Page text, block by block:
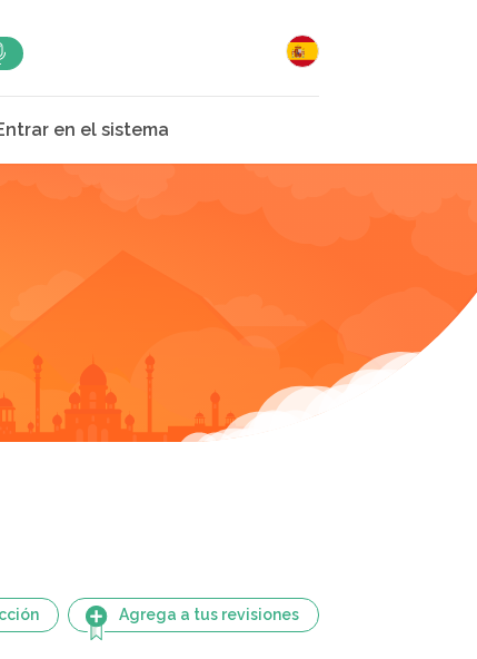
en el sistema
Agrega a tus revisiones